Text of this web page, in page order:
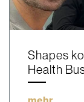
Shapes
Health